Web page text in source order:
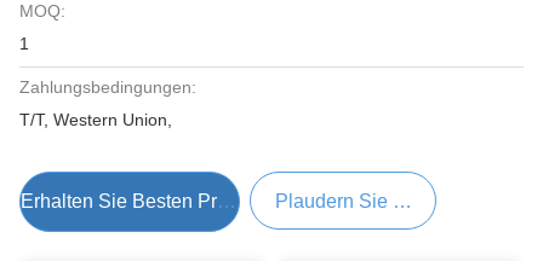
MOQ:
1
Zahlungsbedingungen:
T/T, Western Union,
Erhalten Sie Besten Preis Plaudern Sie Jetzt